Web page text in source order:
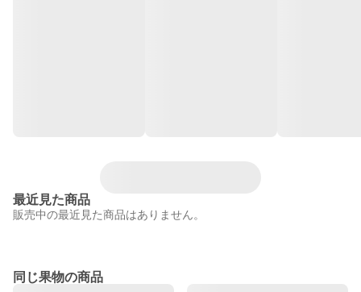
最近見た商品
販売中の最近見た商品はありません。
同じ果物の商品